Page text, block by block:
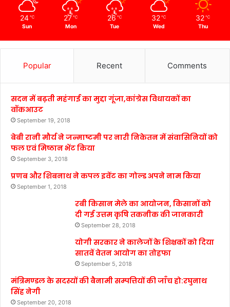
24 ℃
Sun
27 ℃
Mon
26 ℃
Tue
32 ℃
Wed
32 ℃
Thu
Popular Recent Comments
सदन में बढ़ती महंगाई का मुद्दा गूंजा,कांग्रेस विधायकों का
वॉकआउट
September 19, 2018
बेबी रानी मौर्य ने जन्माष्टमी पर नारी निकेतन में संवासिनियों को
फल एवं मिष्ठान भेंट किया
September 3, 2018
प्रणब और शिबनाथ ने कपल इवेंट का गोल्ड अपने नाम किया
September 1, 2018
रबी किसान मेले का आयोजन, किसानों को
दी गई उत्तम कृषि तकनीक की जानकारी
September 28, 2018
योगी सरकार ने कालेजों के शिक्षकों को दिया
सातवें वेतन आयोग का तोहफा
September 5, 2018
मंत्रिमण्डल के सदस्यों की बैनामी सम्पत्तियों की जाँच हो:रघुनाथ
सिंह नेगी
September 20, 2018